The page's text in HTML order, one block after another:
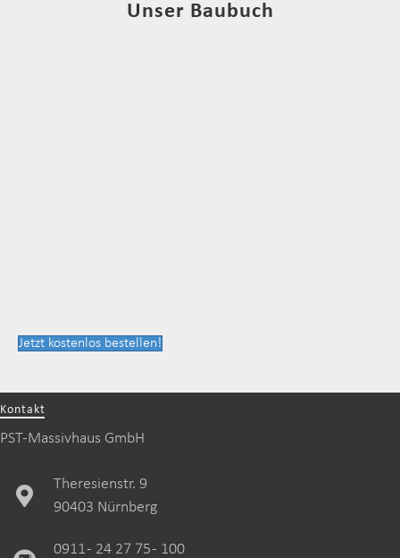
Unser Baubuch
Jetzt kostenlos bestellen!
Kontakt
PST-Massivhaus GmbH
Theresienstr. 9
90403 Nürnberg
0911 - 24 27 75 - 100